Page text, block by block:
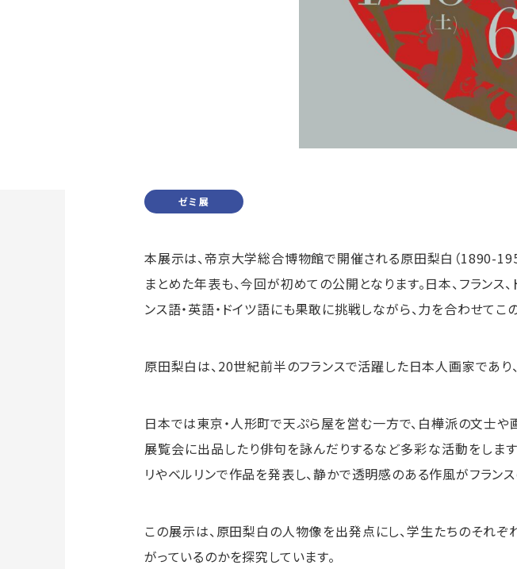
ゼミ展
本展示は、帝京大学総合博物館で開催される原田梨白（1890-
まとめた年表も、今回が初めての公開となります。日本、フランス
ンス語・英語・ドイツ語にも果敢に挑戦しながら、力を合わせてこ
原田梨白は、20世紀前半のフランスで活躍した日本人画家であり
日本では東京・人形町で天ぷら屋を営む一方で、白樺派の文士や
展覧会に出品したり俳句を詠んだりするなど多彩な活動をしま
リやベルリンで作品を発表し、静かで透明感のある作風がフラン
この展示は、原田梨白の人物像を出発点にし、学生たちのそれ
がっているのかを探究しています。